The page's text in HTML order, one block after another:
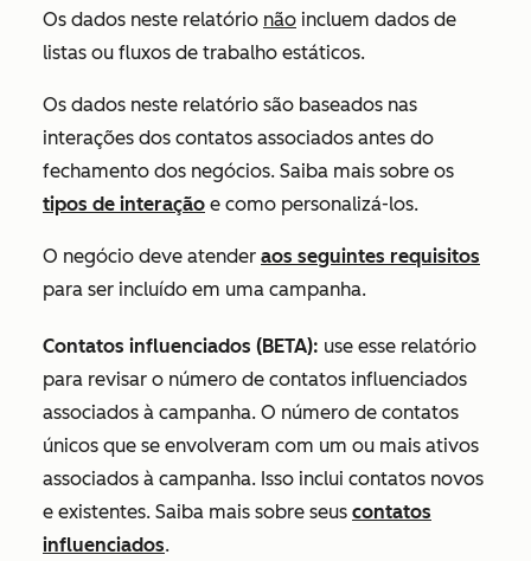
Os dados neste relatório não incluem dados de
listas ou fluxos de trabalho estáticos.
Os dados neste relatório são baseados nas
interações dos contatos associados antes do
fechamento dos negócios. Saiba mais sobre os
tipos de interação e como personalizá-los.
O negócio deve atender aos seguintes requisitos
para ser incluído em uma campanha.
Contatos influenciados (BETA): use esse relatório
para revisar o número de contatos influenciados
associados à campanha. O número de contatos
únicos que se envolveram com um ou mais ativos
associados à campanha. Isso inclui contatos novos
e existentes. Saiba mais sobre seus contatos
influenciados.